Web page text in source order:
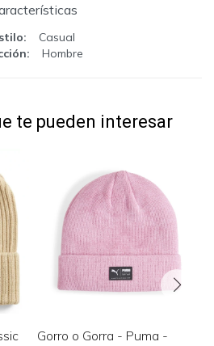
Casual
Hombre
te pueden interesar
Gorro o Gorra - Puma -